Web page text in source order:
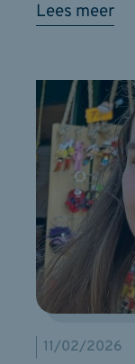
Lees meer
11/02/2026